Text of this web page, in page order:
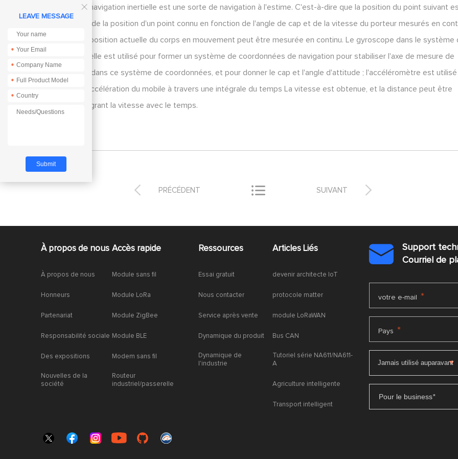
Le système de navigation inertielle est une sorte de navigation à l'estime. C'est-à-dire que la position du point suivant
calculée à partir de la position d'un point connu en fonction de l'angle de cap et de la vitesse du porteur mesurés en
de sorte que la position actuelle du corps en mouvement peut être mesurée en continu. Le gyroscope dans le système
navigation inertielle est utilisé pour former un système de coordonnées de navigation pour stabiliser l'axe de mesure de
l'accéléromètre dans ce système de coordonnées, et pour donner le cap et l'angle d'attitude ; l'accéléromètre est utilisé
pour mesurer l'accélération du mobile à travers une intégrale du temps La vitesse est obtenue, et la distance peut être
obtenue en intégrant la vitesse avec le temps.
 PRÉCÉDENT  
SUIVANT
À propos de nous
À propos de nous
Honneurs
Partenariat
Responsabilité sociale
Des expositions
Nouvelles de la
société
Accès rapide
Module sans fil
Module LoRa
Module ZigBee
Module BLE
Modem sans fil
Routeur
industriel/passerelle
Ressources
Essai gratuit
Nous contacter
Service après vente
Dynamique du produit
Dynamique de
l'industrie
Articles Liés
devenir architecte IoT
protocole matter
module LoRaWAN
Bus CAN
Tutoriel série NA611/NA611-
A
Agriculture intelligente
Transport intelligent

Support
Courriel de
votre e-mail *
Pays *
Pour le business*

LEAVE MESSAGE
*
*
*
*